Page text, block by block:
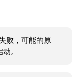
败，可能的原
。